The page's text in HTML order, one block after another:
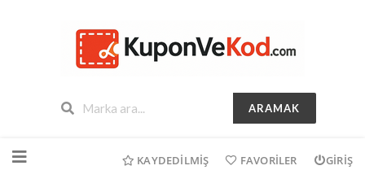
ARAMAK
geç
KAYDEDILMIŞ FAVORILER GIRIŞ